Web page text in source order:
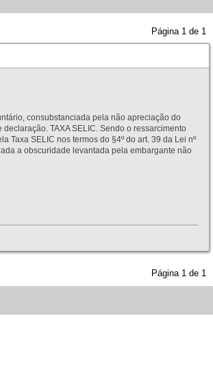
Página 1 de 1
consubstanciada pela não apreciação do
TAXA SELIC. Sendo o ressarcimento
Taxa SELIC nos termos do §4º do art. 39 da Lei nº
a obscuridade levantada pela embargante não
Página 1 de 1